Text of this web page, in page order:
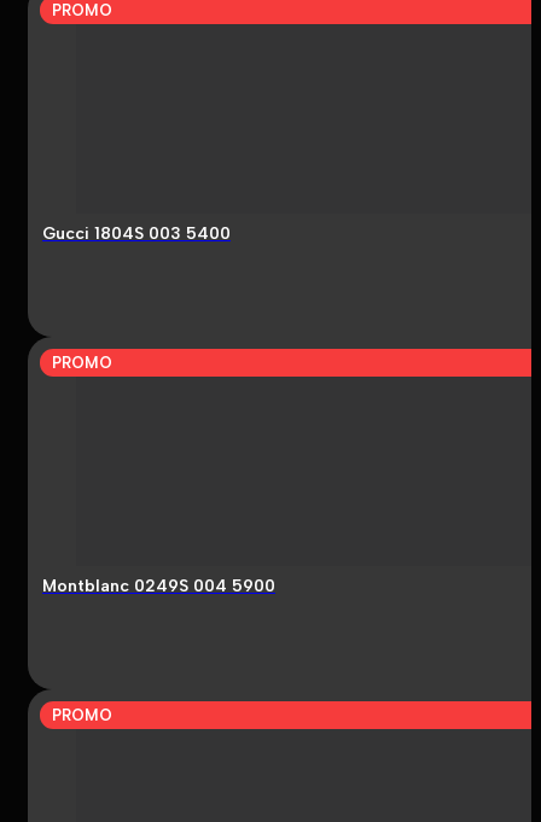
PROMO
Gucci 1804S 003 5400
PROMO
Montblanc 0249S 004 5900
PROMO